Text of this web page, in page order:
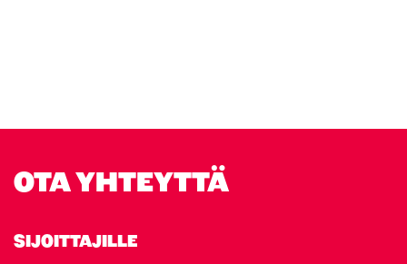
OTA YHTEYTTÄ
SIJOITTAJILLE